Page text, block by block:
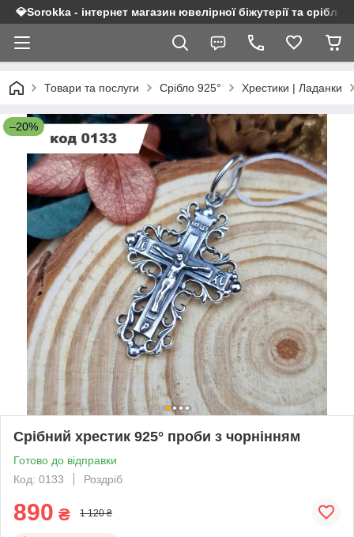
💎Sorokka - інтернет магазин ювелірної біжутерії та срібла
Товари та послуги Срібло 925° Хрестики | Ладанки
–20%
Срібний хрестик 925° проби з чорнінням
Готово до відправки
Код: 0133
Роздріб
890 ₴ 1 120 ₴